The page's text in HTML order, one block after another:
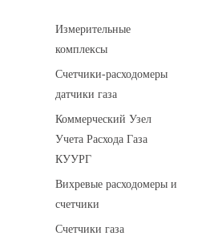
Измерительные
комплексы
Счетчики-расходомеры
датчики газа
Коммерческий Узел
Учета Расхода Газа
КУУРГ
Вихревые расходомеры и
счетчики
Счетчики газа